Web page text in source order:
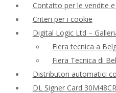
Contatto per le vendite
Criteri per i cookie
Digital Logic Ltd –
Fiera tecnica a
Fiera Tecnica di
Distributori automatici
DL Signer Card